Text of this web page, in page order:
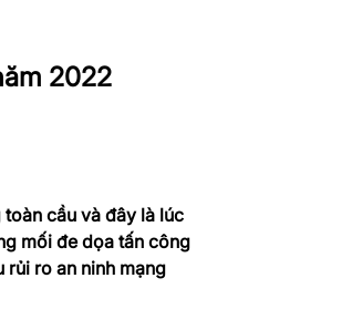
2022
cầu và đây là lúc
mối đe dọa tấn công
rủi ro an ninh mạng